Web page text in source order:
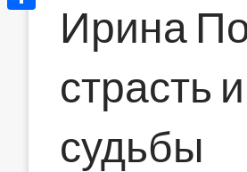
Ирина
страсть
судьбы
Отправить